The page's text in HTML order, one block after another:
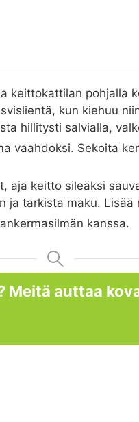
keittokattilan pohjalla
kun kiehuu
hillitysti salvialla,
vaahdoksi. Sekoita
aja keitto sileäksi
ja tarkista maku.
kanssa.
Meitä auttaa